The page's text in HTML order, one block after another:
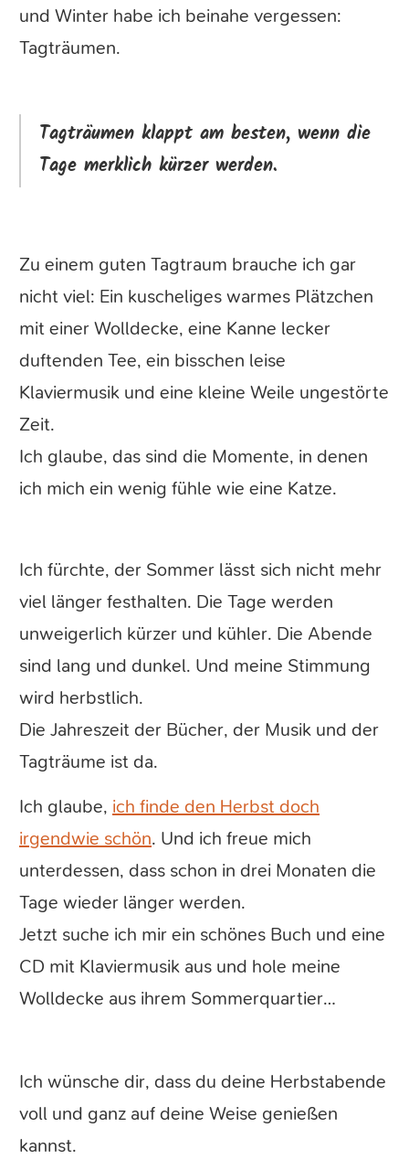
und Winter habe ich beinahe vergessen:
Tagträumen.
Tagträumen klappt am besten, wenn die
Tage merklich kürzer werden.
Zu einem guten Tagtraum brauche ich gar
nicht viel: Ein kuscheliges warmes Plätzchen
mit einer Wolldecke, eine Kanne lecker
duftenden Tee, ein bisschen leise
Klaviermusik und eine kleine Weile ungestörte
Zeit.
Ich glaube, das sind die Momente, in denen
ich mich ein wenig fühle wie eine Katze.
Ich fürchte, der Sommer lässt sich nicht mehr
viel länger festhalten. Die Tage werden
unweigerlich kürzer und kühler. Die Abende
sind lang und dunkel. Und meine Stimmung
wird herbstlich.
Die Jahreszeit der Bücher, der Musik und der
Tagträume ist da.
Ich glaube, ich finde den Herbst doch
irgendwie schön. Und ich freue mich
unterdessen, dass schon in drei Monaten die
Tage wieder länger werden.
Jetzt suche ich mir ein schönes Buch und eine
CD mit Klaviermusik aus und hole meine
Wolldecke aus ihrem Sommerquartier…
Ich wünsche dir, dass du deine Herbstabende
voll und ganz auf deine Weise genießen
kannst.